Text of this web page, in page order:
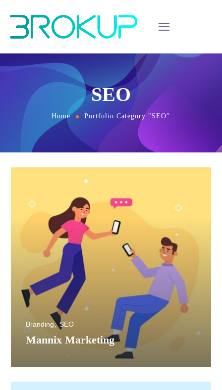
SEO
Home Portfolio Category "SEO"
Mannix Marketing
Branding SEO